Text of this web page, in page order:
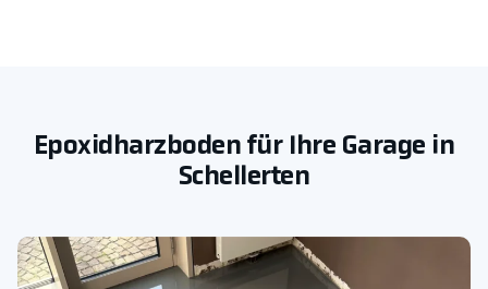
Epoxidharzboden für Ihre Garage in
Schellerten